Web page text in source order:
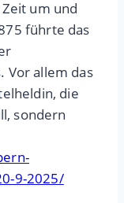
um und
führte das
Vor allem das
die
sondern
9-2025/